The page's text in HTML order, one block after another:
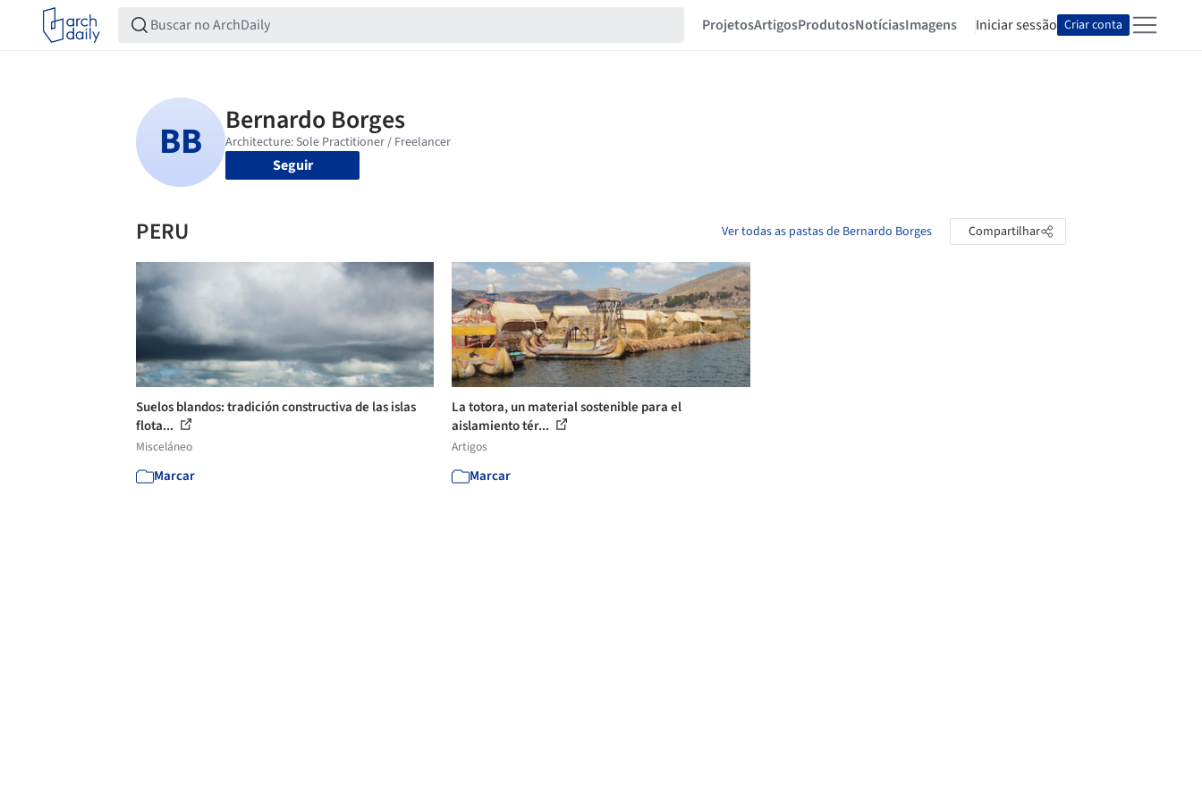
ProjetosArtigosProdutosNotíciasImagens Iniciar sessão Criar conta
Seguir
PERU Ver todas as pastas de Bernardo Borges Compartilhar
Suelos blandos: tradición constructiva de las islas
flota...
Misceláneo
Marcar
La totora, un material sostenible para el
aislamiento tér...
Artigos
Marcar